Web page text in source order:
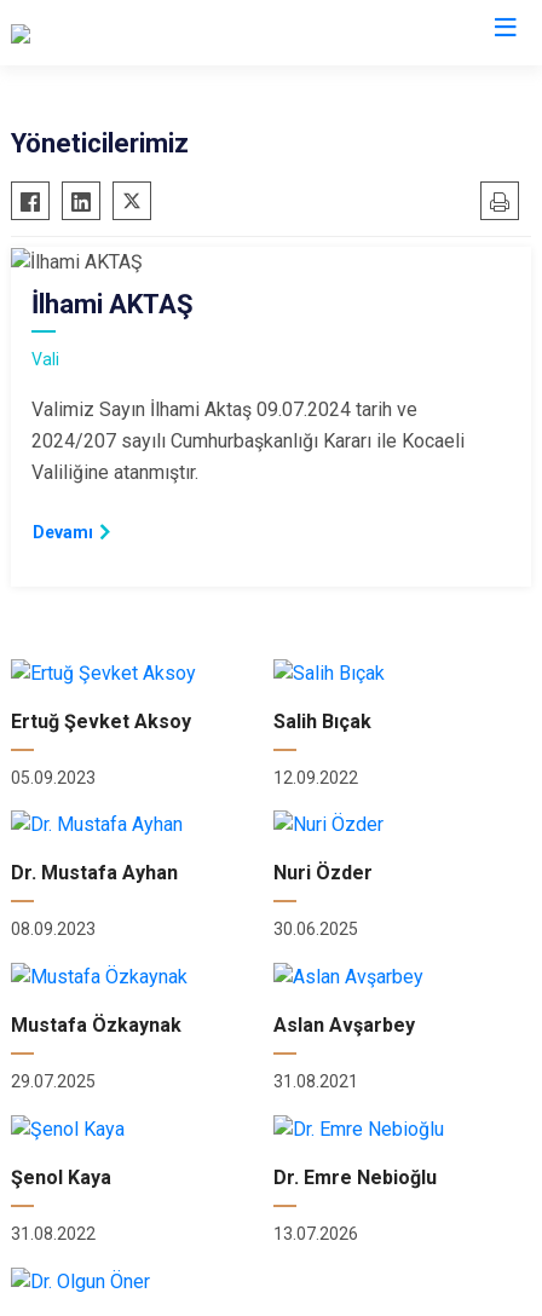
Yöneticilerimiz
İlhami AKTAŞ
Vali
Valimiz Sayın İlhami Aktaş 09.07.2024 tarih ve
2024/207 sayılı Cumhurbaşkanlığı Kararı ile Kocaeli
Valiliğine atanmıştır.
Devamı
Ertuğ Şevket Aksoy
05.09.2023
Salih Bıçak
12.09.2022
Dr. Mustafa Ayhan
08.09.2023
Nuri Özder
30.06.2025
Mustafa Özkaynak
29.07.2025
Aslan Avşarbey
31.08.2021
Şenol Kaya
31.08.2022
Dr. Emre Nebioğlu
13.07.2026